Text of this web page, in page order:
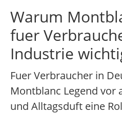
Warum
fuer
Industrie
Fuer Verbraucher in
Montblanc Legend vor
und Alltagsduft eine